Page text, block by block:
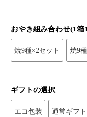
おやき組み合わせ(1箱
焼9種×2セット 焼9
ギフトの選択
エコ包装 通常ギフト